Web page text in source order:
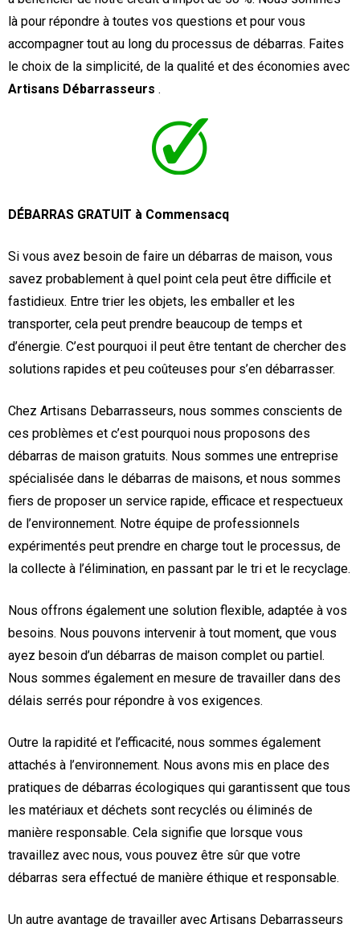
là pour répondre à toutes vos questions et pour vous
accompagner tout au long du processus de débarras. Faites
le choix de la simplicité, de la qualité et des économies avec
Artisans Débarrasseurs .
DÉBARRAS GRATUIT à Commensacq
Si vous avez besoin de faire un débarras de maison, vous
savez probablement à quel point cela peut être difficile et
fastidieux. Entre trier les objets, les emballer et les
transporter, cela peut prendre beaucoup de temps et
d’énergie. C’est pourquoi il peut être tentant de chercher des
solutions rapides et peu coûteuses pour s’en débarrasser.
Chez Artisans Debarrasseurs, nous sommes conscients de
ces problèmes et c’est pourquoi nous proposons des
débarras de maison gratuits. Nous sommes une entreprise
spécialisée dans le débarras de maisons, et nous sommes
fiers de proposer un service rapide, efficace et respectueux
de l’environnement. Notre équipe de professionnels
expérimentés peut prendre en charge tout le processus, de
la collecte à l’élimination, en passant par le tri et le recyclage.
Nous offrons également une solution flexible, adaptée à vos
besoins. Nous pouvons intervenir à tout moment, que vous
ayez besoin d’un débarras de maison complet ou partiel.
Nous sommes également en mesure de travailler dans des
délais serrés pour répondre à vos exigences.
Outre la rapidité et l’efficacité, nous sommes également
attachés à l’environnement. Nous avons mis en place des
pratiques de débarras écologiques qui garantissent que tous
les matériaux et déchets sont recyclés ou éliminés de
manière responsable. Cela signifie que lorsque vous
travaillez avec nous, vous pouvez être sûr que votre
débarras sera effectué de manière éthique et responsable.
Un autre avantage de travailler avec Artisans Debarrasseurs